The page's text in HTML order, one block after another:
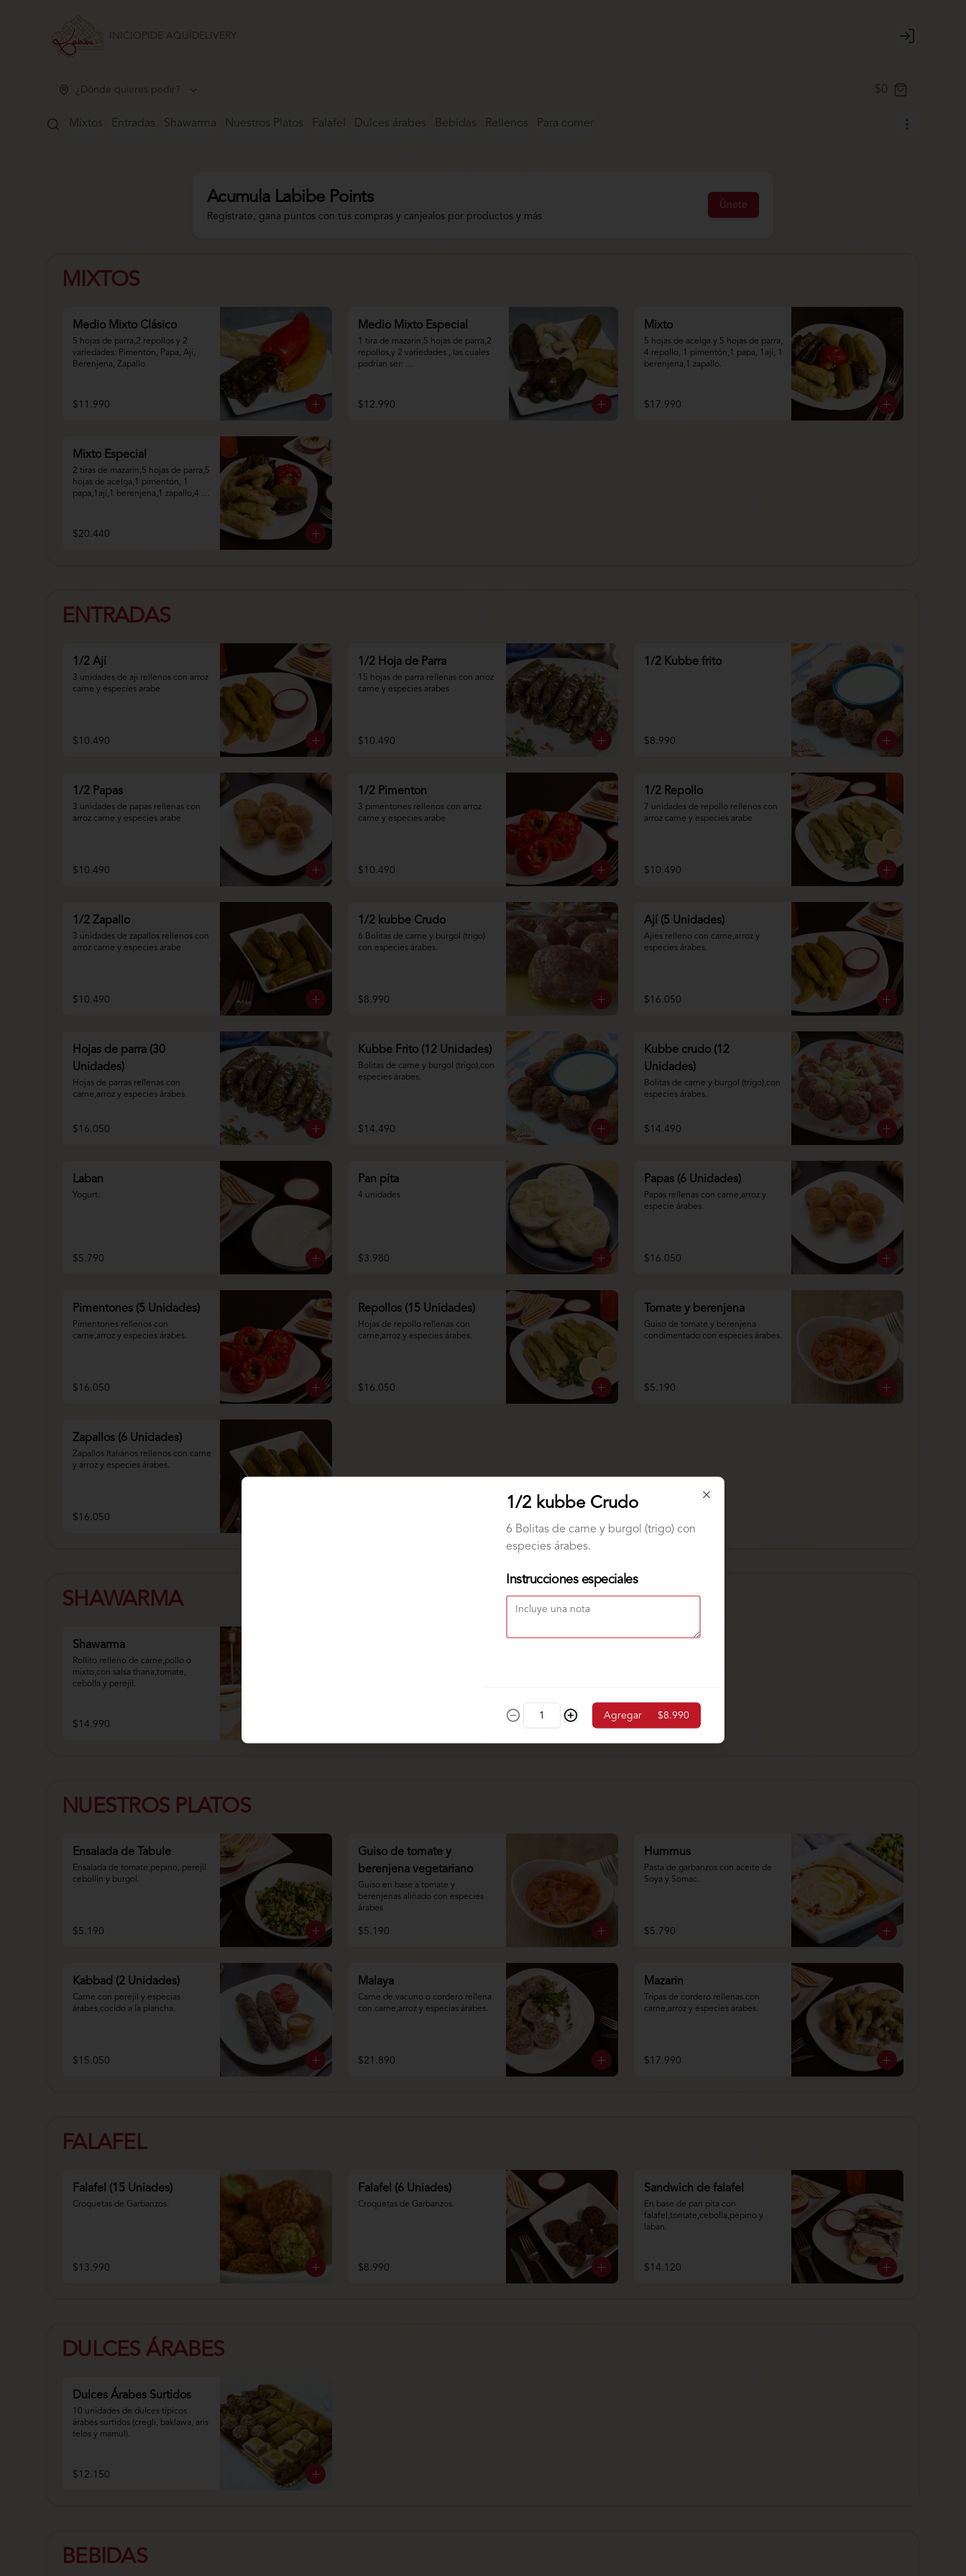
INICIO PIDE AQUÍ DELIVERY
Login
¿Dónde quieres pedir? $0
Mixtos Entradas Shawarma Nuestros Platos Falafel Dulces árabes Bebidas Rellenos Para comer
Acumula Labibe Points
Regístrate, gana puntos con tus compras y canjealos por productos y más
Únete
MIXTOS
Medio Mixto Clásico
5 hojas de parra,2 repollos y 2
variedades: Pimentón, Papa, Ají,
Berenjena, Zapallo.
$11.990
Medio Mixto Especial
1 tira de mazarin,5 hojas de parra,2
repollos,y 2 variedades , las cuales
podrian ser:
$12.990
Mixto
5 hojas de acelga y 5 hojas de parra,
4 repollo, 1 pimentón,1 papa, 1ají, 1
berenjena,1 zapallo.
$17.990
Mixto Especial
2 tiras de mazarin,5 hojas de parra,5
hojas de acelga,1 pimentón, 1
papa,1ají,1 berenjena,1 zapallo,4
$20.440
ENTRADAS
1/2 Ají
3 unidades de aji rellenos con arroz
carne y especies arabe
$10.490
1/2 Hoja de Parra
15 hojas de parra rellenas con arroz
carne y especies arabes
$10.490
1/2 Kubbe frito
$8.990
1/2 Papas
3 unidades de papas rellenas con
arroz carne y especies arabe
$10.490
1/2 Pimenton
3 pimentones rellenos con arroz
carne y especies arabe
$10.490
1/2 Repollo
7 unidades de repollo rellenos con
arroz carne y especies arabe
$10.490
1/2 Zapallo
3 unidades de zapallos rellenos con
arroz carne y especies arabe
$10.490
1/2 kubbe Crudo
6 Bolitas de carne y burgol (trigo)
con especies árabes.
$8.990
Ají (5 Unidades)
Ajies relleno con carne,arroz y
especies árabes.
$16.050
Hojas de parra (30
Unidades)
Hojas de parras rellenas con
carne,arroz y especies árabes.
$16.050
Kubbe Frito (12 Unidades)
Bolitas de carne y burgol (trigo),con
especies árabes.
$14.490
Kubbe crudo (12
Unidades)
Bolitas de carne y burgol (trigo),con
especies árabes.
$14.490
Laban
Yogurt.
$5.790
Pan pita
4 unidades
$3.980
Papas (6 Unidades)
Papas rellenas con carne,arroz y
especie árabes.
$16.050
Pimentones (5 Unidades)
Pimentones rellenos con
carne,arroz y especies árabes.
$16.050
Repollos (15 Unidades)
Hojas de repollo rellenas con
carne,arroz y especies árabes.
$16.050
Tomate y berenjena
Guiso de tomate y berenjena
condimentado con especies árabes.
$5.190
Zapallos (6 Unidades)
Zapallos Italianos rellenos con carne
y arroz y especies árabes.
$16.050
SHAWARMA
Shawarma
Rollito relleno de carne,pollo o
mixto,con salsa thana,tomate,
cebolla y perejil.
$14.990
NUESTROS PLATOS
Ensalada de Tabule
Ensalada de tomate,pepino, perejil
cebollin y burgol.
$5.190
Guiso de tomate y
berenjena vegetariano
Guiso en base a tomate y
berenjenas aliñado con especies
árabes
$5.190
Hummus
Pasta de garbanzos con aceite de
Soya y Somac.
$5.790
Kabbad (2 Unidades)
Carne con perejil y especias
árabes,cocido a la plancha.
$15.050
Malaya
Carne de vacuno o cordero rellena
con carne,arroz y especias árabes.
$21.890
Mazarin
Tripas de cordero rellenas con
carne,arroz y especies árabes.
$17.990
FALAFEL
Falafel (15 Uniades)
Croquetas de Garbanzos.
$13.990
Falafel (6 Uniades)
Croquetas de Garbanzos.
$8.990
Sandwich de falafel
En base de pan pita con
falafel,tomate,cebolla,pepino y
laban.
$14.120
DULCES ÁRABES
Dulces Árabes Surtidos
10 unidades de dulces típicos
árabes surtidos (cregli, baklawa, aris
telos y mamul).
$12.150
BEBIDAS
1/2 kubbe Crudo
6 Bolitas de carne y burgol (trigo) con
especies árabes.
Instrucciones especiales
Agregar $8.990